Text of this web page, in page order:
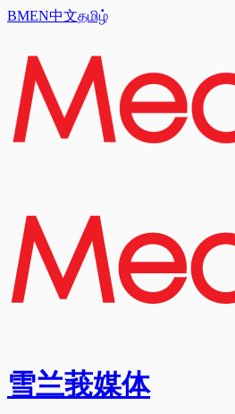
BMEN中文தமிழ்
雪兰莪媒体